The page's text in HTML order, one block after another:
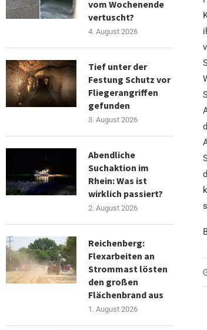
vom Wochenende
vertuscht?
4. August 2026
Tief unter der
Festung Schutz vor
Fliegerangriffen
gefunden
3. August 2026
Abendliche
Suchaktion im
Rhein: Was ist
wirklich passiert?
2. August 2026
Reichenberg:
Flexarbeiten an
Strommast lösten
den großen
Flächenbrand aus
1. August 2026